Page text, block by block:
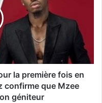
la première fois en
confirme que Mzee
géniteur